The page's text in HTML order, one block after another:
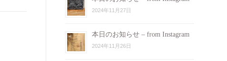
2024年11月27日
本日のお知らせ – from Instagram
2024年11月26日